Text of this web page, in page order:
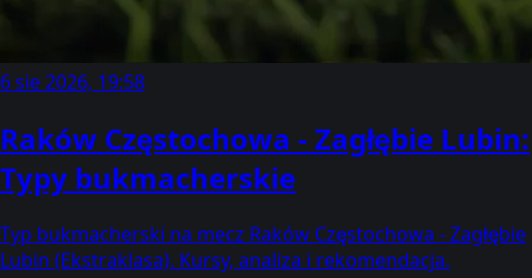
6 sie 2026, 19:58
Raków Częstochowa - Zagłębie Lubin:
Typy bukmacherskie
Typ bukmacherski na mecz Raków Częstochowa - Zagłębie
Lubin (Ekstraklasa). Kursy, analiza i rekomendacja.